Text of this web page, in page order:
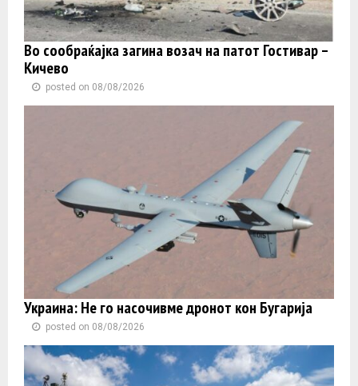
Во сообраќајка загина возач на патот Гостивар –
Кичево
posted on 08/08/2026
Украина: Не го насочивме дронот кон Бугарија
posted on 08/08/2026